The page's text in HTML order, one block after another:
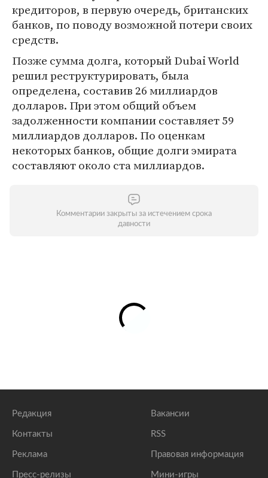
кредиторов, в первую очередь, британских
банков, по поводу возможной потери своих
средств.
Позже сумма долга, который Dubai World
решил реструктурировать, была
определена, составив 26 миллиардов
долларов. При этом общий объем
задолженности компании составляет 59
миллиардов долларов. По оценкам
некоторых банков, общие долги эмирата
составляют около ста миллиардов.
Комментарии закрыты за истечением срока
давности
Редакция
Контакты
Реклама
Пресс-релизы
Вакансии
RSS
Правовая информация
Мини-игры